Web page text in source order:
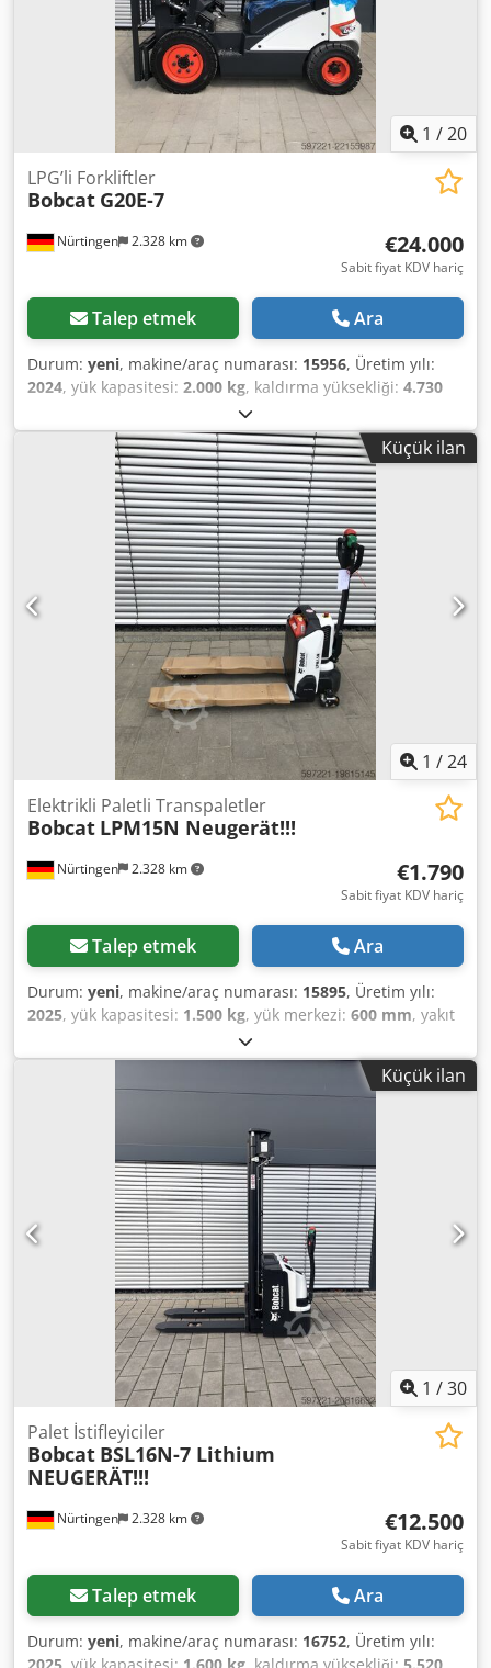
1 /20
Nürtingen 2.328 km
LPG’li Forkliftler
Bobcat G20E-7
€24.000
Sabit fiyat KDV hariç
Talep etmek Ara
Durum: yeni, makine/araç numarası: 15956, Üretim yılı:
2024, yük kapasitesi: 2.000 kg, kaldırma yüksekliği: 4.730
1.500 mm
yakıt türü:elektrikli, direk tipi:triplex, inşaat yüksekliği:
, çatalların uzunluğu:1.200 mm, motor tipi:
Elektrikli, üretici: Bobcat Dsdpfx Aezff Axoihskr
Küçük ilan
1 /24
Nürtingen 2.328 km
Elektrikli Paletli Transpaletler
Bobcat LPM15N Neugerät!!!
€1.790
Sabit fiyat KDV hariç
Talep etmek Ara
Durum: yeni, makine/araç numarası: 15895, Üretim yılı:
2025, yük kapasitesi: 1.500 kg, yük merkezi: 600 mm, yakıt
diğer
çatalların uzunluğu:1.150 mm, ön lastik ölçüsü:, arka
lastik boyutu:, toplam ağırlık:
, motor tipi: Elektrikli,
Küçük ilan
1 /30
Nürtingen 2.328 km
Palet İstifleyiciler
Bobcat BSL16N-7 Lithium
NEUGERÄT!!!
€12.500
Sabit fiyat KDV hariç
Talep etmek Ara
Durum: yeni, makine/araç numarası: 16752, Üretim yılı: